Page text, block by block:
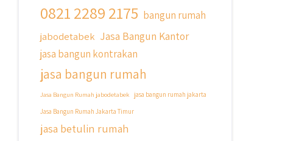
0821 2289 2175 bangun rumah
jabodetabek Jasa Bangun Kantor
jasa bangun kontrakan
jasa bangun rumah
Jasa Bangun Rumah jabodetabek
jasa bangun rumah jakarta
Jasa Bangun Rumah Jakarta Timur
jasa betulin rumah